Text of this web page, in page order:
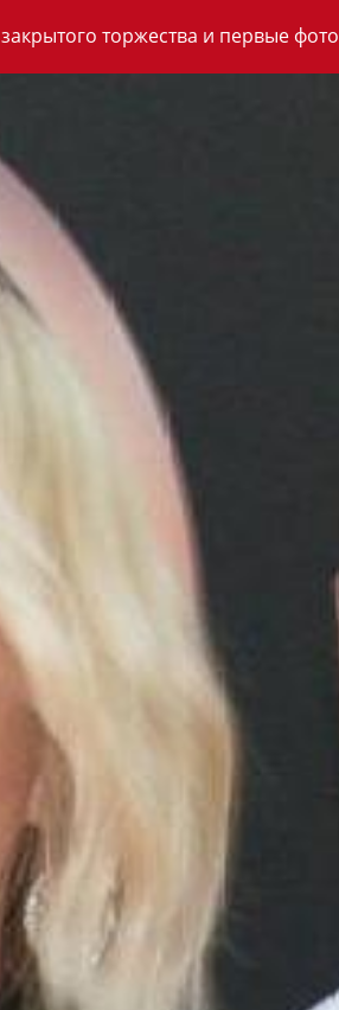
торжества и первые фото